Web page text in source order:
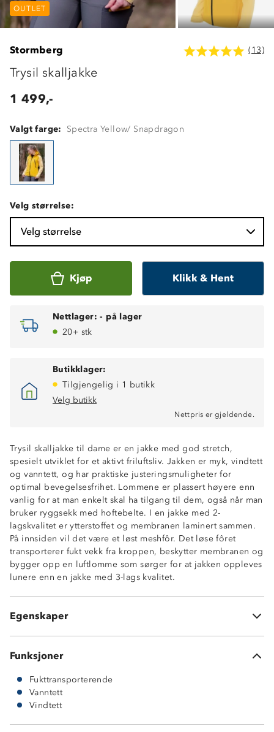
OUTLET OUTLET
OUTLET
Stormberg (13)
Trysil skalljakke
1 499,-
Valgt farge: Spectra Yellow/ Snapdragon
Velg størrelse:
Velg størrelse
Kjøp Klikk & Hent
Nettlager: - på lager
20+ stk
Butikklager:
Tilgjengelig i 1 butikk
Velg butikk
Nettpris er gjeldende.
Trysil skalljakke til dame er en jakke med god stretch,
spesielt utviklet for et aktivt friluftsliv. Jakken er myk, vindtett
og vanntett, og har praktiske justeringsmuligheter for
optimal bevegelsesfrihet. Lommene er plassert høyere enn
vanlig for at man enkelt skal ha tilgang til dem, også når man
bruker ryggsekk med hoftebelte. I en jakke med 2-
lagskvalitet er ytterstoffet og membranen laminert sammen.
På innsiden vil det være et løst meshfôr. Det løse fôret
transporterer fukt vekk fra kroppen, beskytter membranen og
bygger opp en luftlomme som sørger for at jakken oppleves
lunere enn en jakke med 3-lags kvalitet.
Egenskaper
Vanntett, 10 000 mm vannsøyle
Fukttransporterende, 8 000 gr/m2/24t
Vannavstøtende glidelåser
Meshfôr
To romslige brystlommer med glidelås
Innerlomme med glidelås
Innerlomme i meshstoff
Fast hette med justeringsmuligheter
Beskyttende stormklaff i hals
Borrelåsstramming nederst på ermene
Enhåndsstramming nederst
2-lags skalljakke
Funksjoner
Fukttransporterende
Vanntett
Vindtett